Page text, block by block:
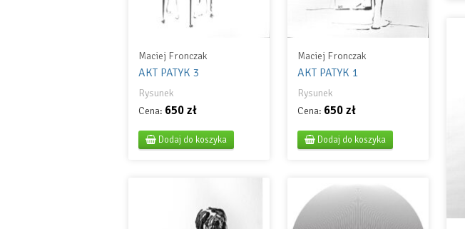
Maciej Fronczak
AKT PATYK 1
Rysunek
Cena: 650 zł
Dodaj do koszyka
Maciej Fronczak
AKT PATYK 3
Rysunek
Cena: 650 zł
Dodaj do koszyka